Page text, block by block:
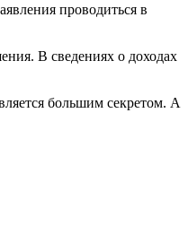
проводиться в
В сведениях о доходах
большим секретом. А